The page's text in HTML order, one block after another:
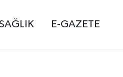
E-GAZETE